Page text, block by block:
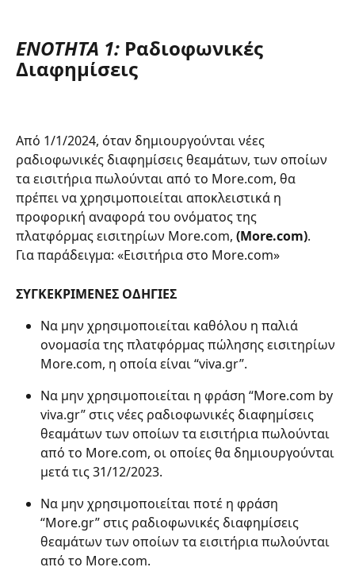
ENOTΗTA 1: Ραδιοφωνικές
Διαφημίσεις
Από 1/1/2024, όταν δημιουργούνται νέες
ραδιοφωνικές διαφημίσεις θεαμάτων, των οποίων
τα εισιτήρια πωλούνται από το More.com, θα
πρέπει να χρησιμοποιείται αποκλειστικά η
προφορική αναφορά του ονόματος της
πλατφόρμας εισιτηρίων More.com, (More.com).
Για παράδειγμα: «Εισιτήρια στο More.com»
ΣΥΓΚΕΚΡΙΜΕΝΕΣ ΟΔΗΓΙΕΣ
Να μην χρησιμοποιείται καθόλου η παλιά
ονομασία της πλατφόρμας πώλησης εισιτηρίων
More.com, η οποία είναι “viva.gr”.
Να μην χρησιμοποιείται η φράση “More.com by
viva.gr” στις νέες ραδιοφωνικές διαφημίσεις
θεαμάτων των οποίων τα εισιτήρια πωλούνται
από το More.com, οι οποίες θα δημιουργούνται
μετά τις 31/12/2023.
Να μην χρησιμοποιείται ποτέ η φράση
“More.gr” στις ραδιοφωνικές διαφημίσεις
θεαμάτων των οποίων τα εισιτήρια πωλούνται
από το More.com.